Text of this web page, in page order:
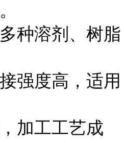
种溶剂、树脂
强度高，适用
加工工艺成